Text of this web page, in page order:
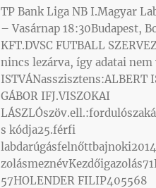
TP Bank Liga NB I.Magyar
– Vasárnap 18:30Budapest,
KFT.DVSC FUTBALL
nincs lezárva, így adatai nem
ISTVÁNasszisztens:ALBERT
GÁBOR IFJ.VISZOKAI
s kódja25.férfi
57HOLENDER FILIP405568